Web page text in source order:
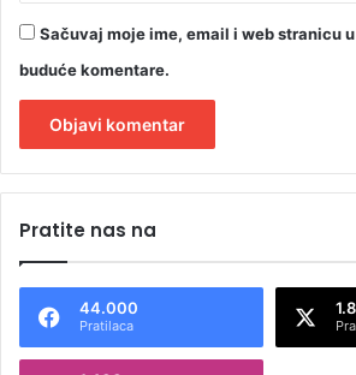
Sačuvaj moje ime, email i web stranicu
buduće komentare.
t
n
Pratite nas na
44.000
Pratilaca